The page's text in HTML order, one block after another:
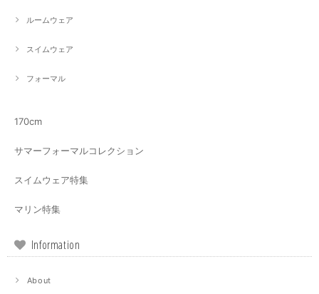
ルームウェア
スイムウェア
フォーマル
170cm
サマーフォーマルコレクション
スイムウェア特集
マリン特集
Information
About